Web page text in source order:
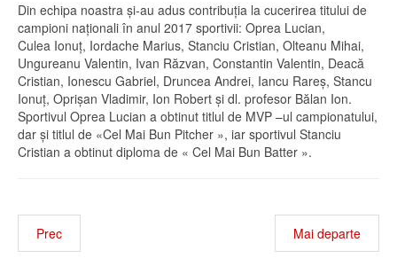
Din echipa noastra și-au adus contribuția la cucerirea titului de
campioni naționali în anul 2017 sportivii: Oprea Lucian,
Culea Ionuţ, Iordache Marius, Stanciu Cristian, Olteanu Mihai,
Ungureanu Valentin, Ivan Răzvan, Constantin Valentin, Deacă
Cristian, Ionescu Gabriel, Druncea Andrei, Iancu Rareş, Stancu
Ionuţ, Oprişan Vladimir, Ion Robert și dl. profesor Bălan Ion.
Sportivul Oprea Lucian a obtinut titlul de MVP –ul campionatului,
dar şi titlul de «Cel Mai Bun Pitcher », iar sportivul Stanciu
Cristian a obtinut diploma de « Cel Mai Bun Batter ».
Prec Mai departe